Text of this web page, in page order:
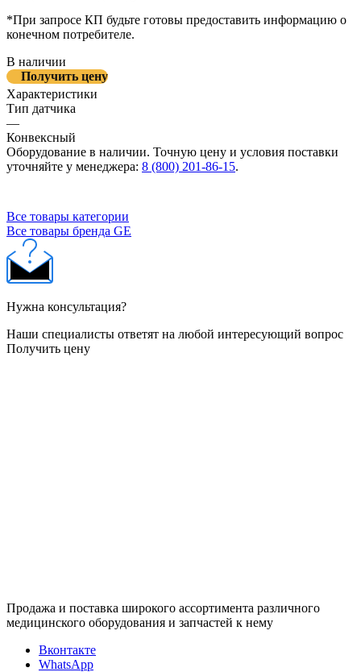
*При запросе КП будьте готовы предоставить информацию о
конечном потребителе.
В наличии
Получить цену
Характеристики
Тип датчика
—
Конвексный
Оборудование в наличии. Точную цену и условия поставки
уточняйте у менеджера: 8 (800) 201-86-15.
Все товары категории
Все товары бренда GE
Нужна консультация?
Наши специалисты ответят на любой интересующий вопрос
Получить цену
Продажа и поставка широкого ассортимента различного
медицинского оборудования и запчастей к нему
Вконтакте
WhatsApp